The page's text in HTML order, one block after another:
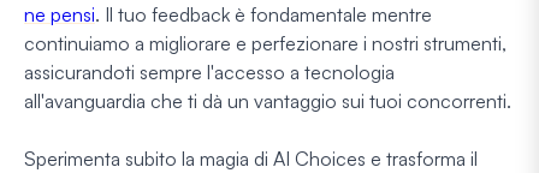
ne pensi. Il tuo feedback è fondamentale mentre
continuiamo a migliorare e perfezionare i nostri strumenti,
assicurandoti sempre l'accesso a tecnologia
all'avanguardia che ti dà un vantaggio sui tuoi concorrenti.
Sperimenta subito la magia di AI Choices e trasforma il